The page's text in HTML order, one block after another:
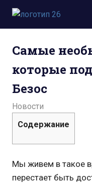
Пропустить
перейти
содержимому
космосе.
фото,
юмор,
база
знаний.
Самые
которые
Безос
18.01.2022
admin
Новости
Содержание
Мы живем в такое
перестает быть